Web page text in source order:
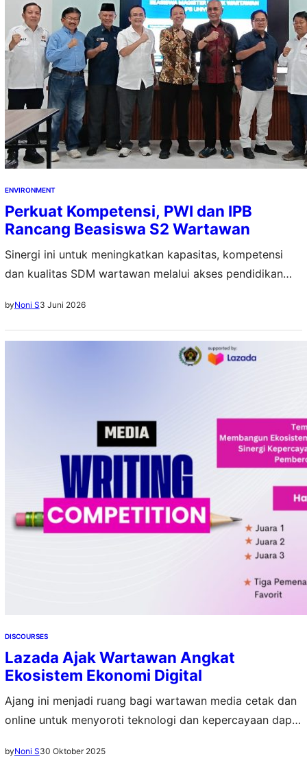
ENVIRONMENT
Perkuat Kompetensi, PWI dan IPB
Rancang Beasiswa S2 Wartawan
Sinergi ini untuk meningkatkan kapasitas, kompetensi
dan kualitas SDM wartawan melalui akses pendidikan
byNoni S3 Juni 2026
DISCOURSES
Lazada Ajak Wartawan Angkat
Ekosistem Ekonomi Digital
Ajang ini menjadi ruang bagi wartawan media cetak dan
online untuk menyoroti teknologi dan kepercayaan dapat
byNoni S30 Oktober 2025